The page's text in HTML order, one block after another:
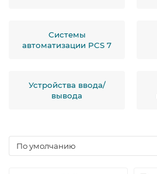
Системы
автоматизации PCS 7
Устройства ввода/
вывода